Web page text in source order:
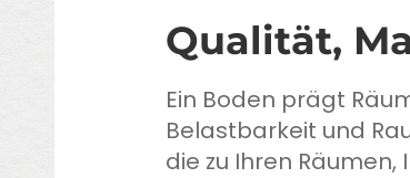
Qualität,
Ein Boden prägt
Belastbarkeit und
die zu Ihren